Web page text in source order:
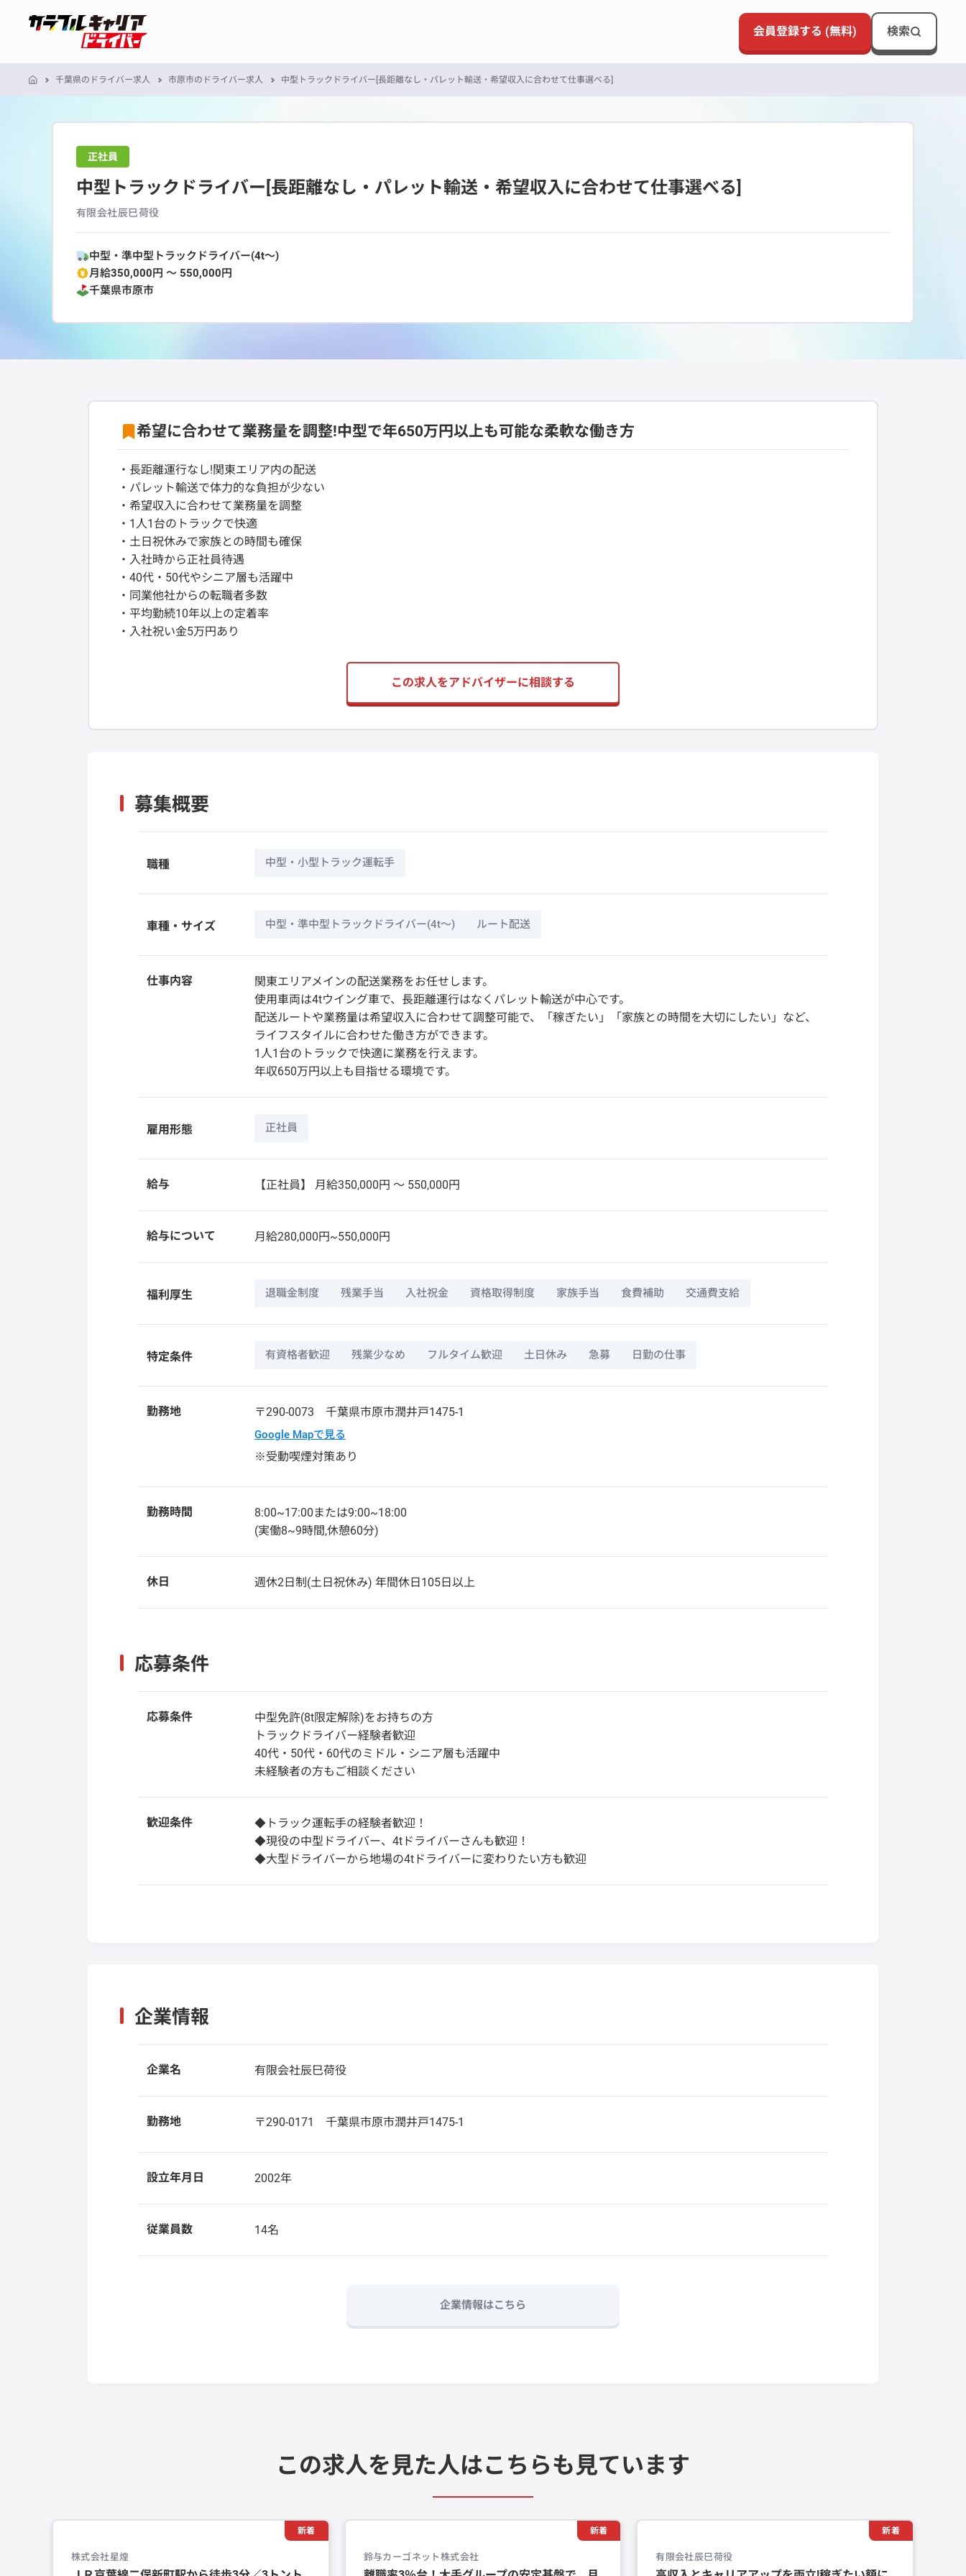
会員登録する (無料) 検索
千葉県のドライバー求人 市原市のドライバー求人 中型トラックドライバー[長距離なし・パレット輸送・希望収入に合わせて仕事選べる]
正社員
中型トラックドライバー[長距離なし・パレット輸送・希望収入に合わせて仕事選べる]
有限会社辰巳荷役
中型・準中型トラックドライバー(4t～)
月給350,000円 〜 550,000円
千葉県市原市
希望に合わせて業務量を調整!中型で年650万円以上も可能な柔軟な働き方
・長距離運行なし!関東エリア内の配送
・パレット輸送で体力的な負担が少ない
・希望収入に合わせて業務量を調整
・1人1台のトラックで快適
・土日祝休みで家族との時間も確保
・入社時から正社員待遇
・40代・50代やシニア層も活躍中
・同業他社からの転職者多数
・平均勤続10年以上の定着率
・入社祝い金5万円あり
この求人をアドバイザーに相談する
募集概要
職種 中型・小型トラック運転手
車種・サイズ 中型・準中型トラックドライバー(4t～) ルート配送
仕事内容
関東エリアメインの配送業務をお任せします。
使用車両は4tウイング車で、長距離運行はなくパレット輸送が中心です。
配送ルートや業務量は希望収入に合わせて調整可能で、「稼ぎたい」「家族との時間を大切にしたい」など、
ライフスタイルに合わせた働き方ができます。
1人1台のトラックで快適に業務を行えます。
年収650万円以上も目指せる環境です。
雇用形態 正社員
給与 【正社員】 月給350,000円 〜 550,000円
給与について 月給280,000円~550,000円
福利厚生 退職金制度 残業手当 入社祝金 資格取得制度 家族手当 食費補助 交通費支給
特定条件 有資格者歓迎 残業少なめ フルタイム歓迎 土日休み 急募 日勤の仕事
勤務地 〒290-0073 千葉県市原市潤井戸1475-1
Google Mapで見る
※受動喫煙対策あり
勤務時間
8:00~17:00または9:00~18:00
(実働8~9時間,休憩60分)
休日 週休2日制(土日祝休み) 年間休日105日以上
応募条件
応募条件
中型免許(8t限定解除)をお持ちの方
トラックドライバー経験者歓迎
40代・50代・60代のミドル・シニア層も活躍中
未経験者の方もご相談ください
歓迎条件
◆トラック運転手の経験者歓迎！
◆現役の中型ドライバー、4tドライバーさんも歓迎！
◆大型ドライバーから地場の4tドライバーに変わりたい方も歓迎
企業情報
企業名 有限会社辰巳荷役
勤務地 〒290-0171 千葉県市原市潤井戸1475-1
設立年月日 2002年
従業員数 14名
企業情報はこちら
この求人を見た人はこちらも見ています
新着
株式会社星煌
新着
鈴与カーゴネット株式会社
新着
有限会社辰巳荷役